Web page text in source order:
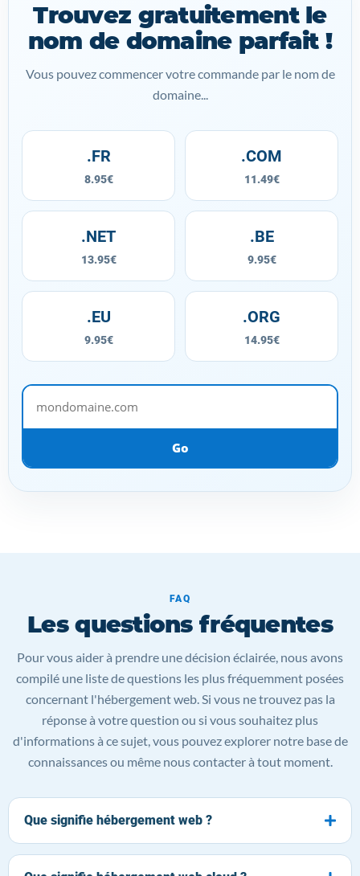
Trouvez gratuitement le
nom de domaine parfait !
Vous pouvez commencer votre commande par le nom de
domaine...
.FR
8.95€
.COM
11.49€
.NET
13.95€
.BE
9.95€
.EU
9.95€
.ORG
14.95€
mondomaine.com
Go
FAQ
Les questions fréquentes
Pour vous aider à prendre une décision éclairée, nous avons
compilé une liste de questions les plus fréquemment posées
concernant l'hébergement web. Si vous ne trouvez pas la
réponse à votre question ou si vous souhaitez plus
d'informations à ce sujet, vous pouvez explorer notre base de
connaissances ou même nous contacter à tout moment.
Que signifie hébergement web ?